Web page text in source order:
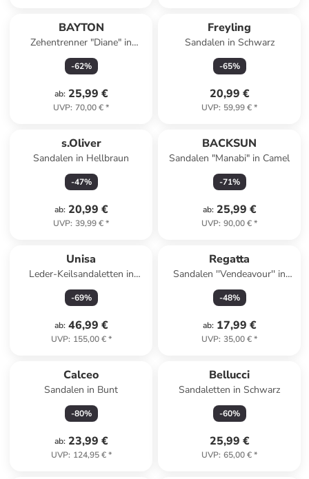
BAYTON
Zehentrenner "Diane" in
Schwarz
-62%
ab: 25,99 €
UVP: 70,00 €*
Freyling
Sandalen in Schwarz
-65%
20,99 €
UVP: 59,99 €*
s.Oliver
Sandalen in Hellbraun
-47%
ab: 20,99 €
UVP: 39,99 €*
BACKSUN
Sandalen "Manabi" in Camel
-71%
ab: 25,99 €
UVP: 90,00 €*
Unisa
Leder-Keilsandaletten in
Creme
-69%
ab: 46,99 €
UVP: 155,00 €*
Regatta
Sandalen ''Vendeavour'' in
Weiß/ Dunkelblau
-48%
ab: 17,99 €
UVP: 35,00 €*
Calceo
Sandalen in Bunt
-80%
ab: 23,99 €
UVP: 124,95 €*
Bellucci
Sandaletten in Schwarz
-60%
25,99 €
UVP: 65,00 €*